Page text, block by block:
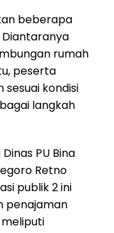
beberapa
rumah
peserta
kondisi
langkah
PU Bina
Retno
publik 2 ini
penajaman
meliputi